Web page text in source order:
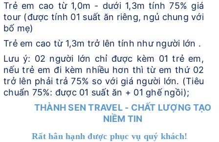
Trẻ em cao từ 1,0m - dưới 1,3m tính 75% giá
tour (được tính 01 suất ăn riêng, ngủ chung với
bố mẹ)
Trẻ em cao từ 1,3m trở lên tính như người lớn .
Lưu ý: 02 người lớn chỉ được kèm 01 trẻ em,
nếu trẻ em đi kèm nhiều hơn thì từ em thứ 02
trở lên phải trả 75% so với giá người lớn. (Tiêu
chuẩn 75%: được 01 suất ăn + 01 ghế ngồi);
THÀNH SEN TRAVEL - CHẤT LƯỢNG TẠO
NIỀM TIN
Rất hân hạnh được phục vụ quý khách!